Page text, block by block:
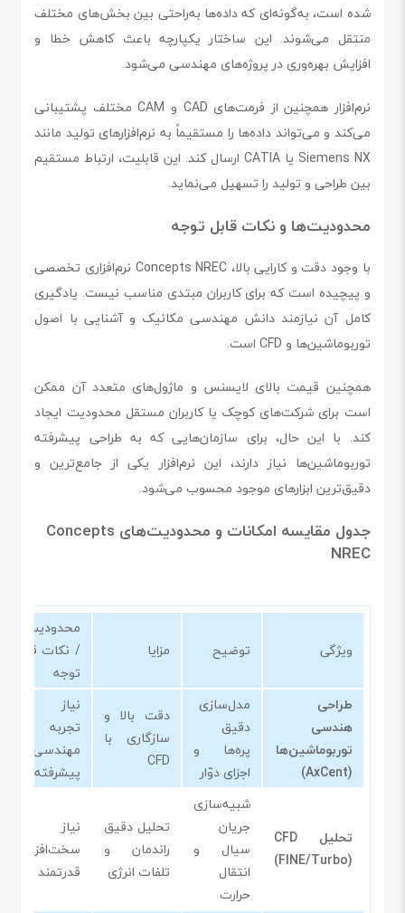
شده است، به‌گونه‌ای که داده‌ها به‌راحتی بین بخش‌های مختلف
منتقل می‌شوند. این ساختار یکپارچه باعث کاهش خطا و
افزایش بهره‌وری در پروژه‌های مهندسی می‌شود.
نرم‌افزار همچنین از فرمت‌های CAD و CAM مختلف پشتیبانی
می‌کند و می‌تواند داده‌ها را مستقیماً به نرم‌افزارهای تولید مانند
Siemens NX یا CATIA ارسال کند. این قابلیت، ارتباط مستقیم
بین طراحی و تولید را تسهیل می‌نماید.
محدودیت‌ها و نکات قابل توجه
با وجود دقت و کارایی بالا، Concepts NREC نرم‌افزاری تخصصی
و پیچیده است که برای کاربران مبتدی مناسب نیست. یادگیری
کامل آن نیازمند دانش مهندسی مکانیک و آشنایی با اصول
توربوماشین‌ها و CFD است.
همچنین قیمت بالای لایسنس و ماژول‌های متعدد آن ممکن
است برای شرکت‌های کوچک یا کاربران مستقل محدودیت ایجاد
کند. با این حال، برای سازمان‌هایی که به طراحی پیشرفته
توربوماشین‌ها نیاز دارند، این نرم‌افزار یکی از جامع‌ترین و
دقیق‌ترین ابزارهای موجود محسوب می‌شود.
جدول مقایسه امکانات و محدودیت‌های Concepts
NREC
ویژگی توضیح مزایا
محدودیت‌ها
/ نکات قابل
توجه
طراحی
هندسی
توربوماشین‌ها
(AxCent)
مدل‌سازی
دقیق
پره‌ها و
اجزای دوّار
دقت بالا و
سازگاری با
CFD
نیاز به
تجربه
مهندسی
پیشرفته
تحلیل CFD
(FINE/Turbo)
شبیه‌سازی
جریان
سیال و
انتقال
حرارت
تحلیل دقیق
راندمان و
تلفات انرژی
نیاز به
سخت‌افزار
قدرتمند